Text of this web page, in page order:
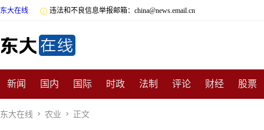
东大在线  违法和不良信息举报邮箱：china@news.email.cn
新闻 国内 国际 时政 法制 评论 财经 股票
数码 民俗 招商
东大在线  农业  正文